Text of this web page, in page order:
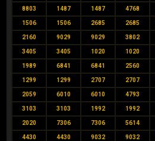
8803 1487 1487 4768
1506 1506 2685 2685
2160 9029 9029 3802
3405 3405 1020 1020
1989 6841 6841 2560
1299 1299 2707 2707
2059 6010 6010 4793
3103 3103 1992 1992
2020 7306 7306 5614
4430 4430 9032 9032